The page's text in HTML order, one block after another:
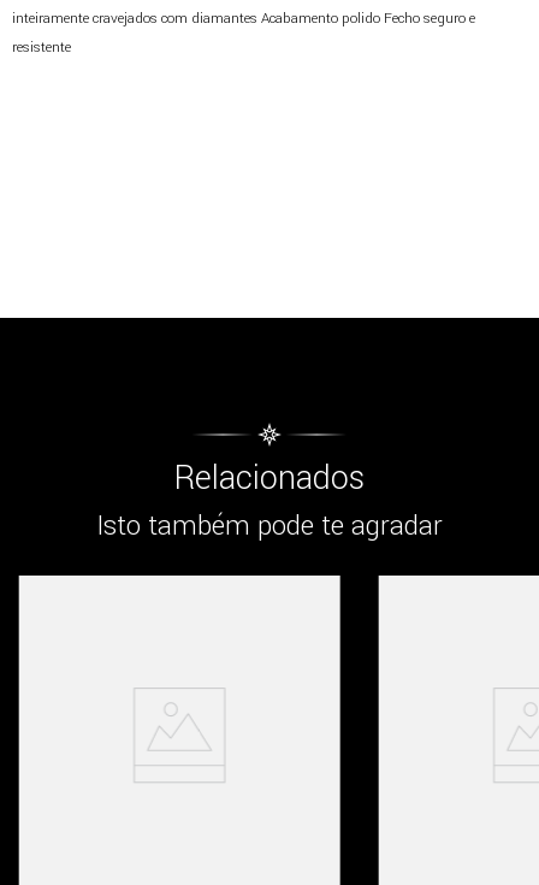
inteiramente cravejados com diamantes Acabamento polido Fecho seguro e
resistente
Relacionados
Isto também pode te agradar